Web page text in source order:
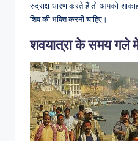
रुद्राक्ष धारण करते हैं तो आपको
शिव की भक्ति करनी चाहिए।
शवयात्रा के समय गले